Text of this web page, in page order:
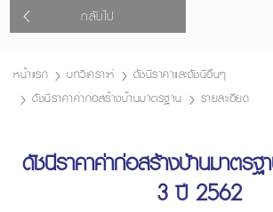
กลับไป
หน้าแรก บทวิเคราะห์
ดัชนีราคาและดัชนีอื่นๆ
ดัชนีราคาค่าก่อสร้างบ้านมาตรฐาน
รายละเอียด
ดัชนีราคาค่าก่อสร้างบ้านมาตร
3 ปี 2562